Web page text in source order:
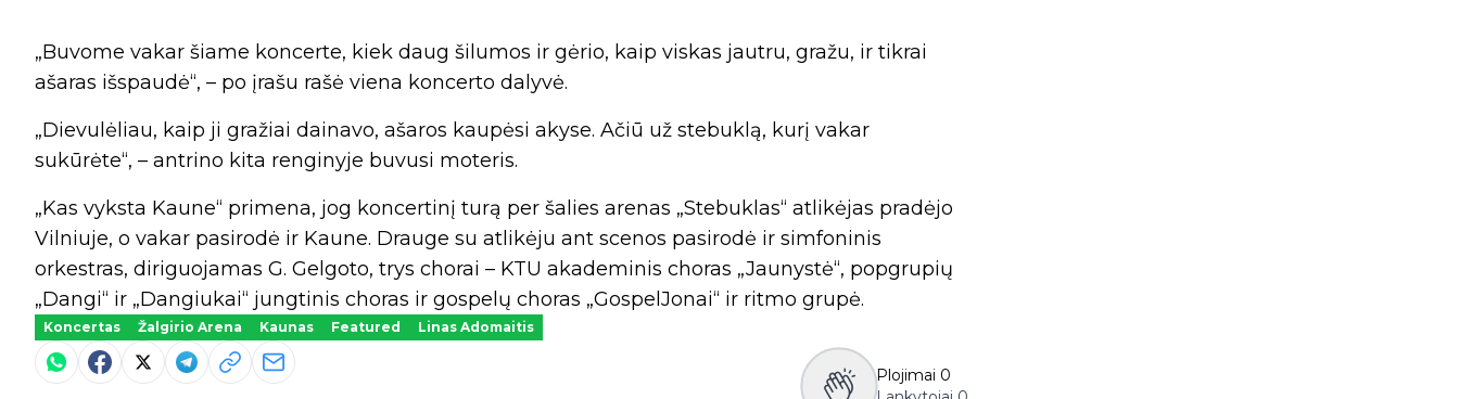
„Buvome vakar šiame koncerte, kiek daug šilumos ir gėrio, kaip viskas jautru, gražu, ir tikrai
ašaras išspaudė“, – po įrašu rašė viena koncerto dalyvė.
„Dievulėliau, kaip ji gražiai dainavo, ašaros kaupėsi akyse. Ačiū už stebuklą, kurį vakar
sukūrėte“, – antrino kita renginyje buvusi moteris.
„Kas vyksta Kaune“ primena, jog koncertinį turą per šalies arenas „Stebuklas“ atlikėjas pradėjo
Vilniuje, o vakar pasirodė ir Kaune. Drauge su atlikėju ant scenos pasirodė ir simfoninis
orkestras, diriguojamas G. Gelgoto, trys chorai – KTU akademinis choras „Jaunystė“, popgrupių
„Dangi“ ir „Dangiukai“ jungtinis choras ir gospelų choras „GospelJonai“ ir ritmo grupė.
Koncertas Žalgirio Arena Kaunas Featured Linas Adomaitis
Plojimai 0